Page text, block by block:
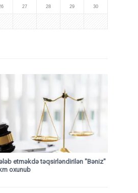
27 28 29 30
etməkdə təqsirləndirilən "Bəniz"
oxunub